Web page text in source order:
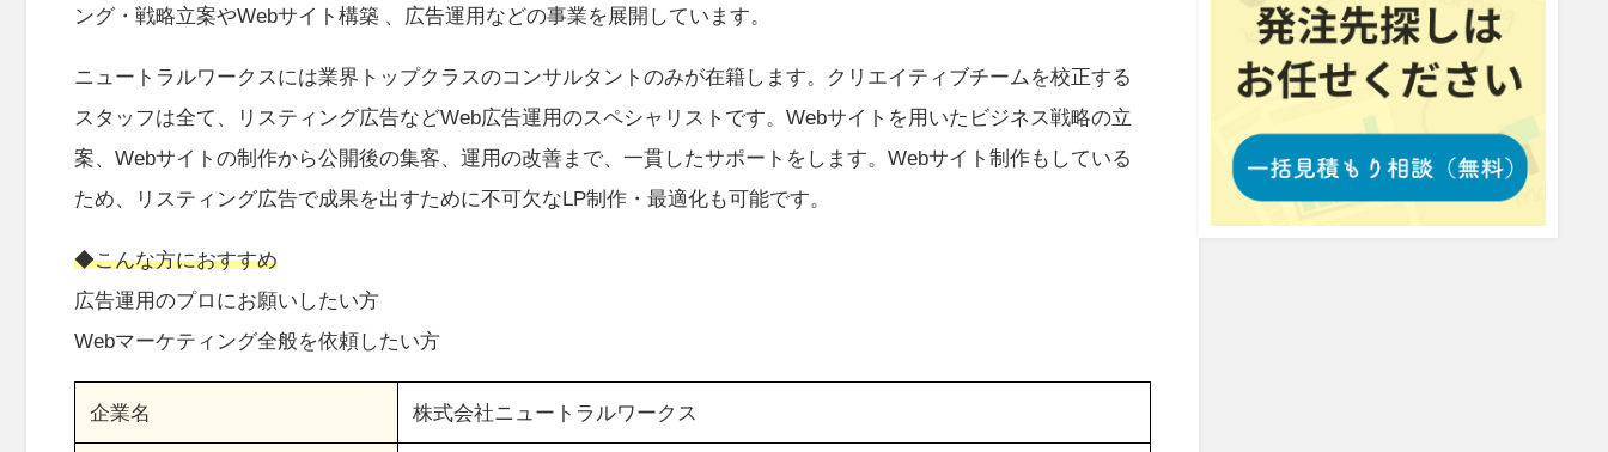
ング・戦略立案やWebサイト構築 、広告運用などの事業を展開しています。
ニュートラルワークスには業界トップクラスのコンサルタントのみが在籍します。クリエイティブチームを校正する
スタッフは全て、リスティング広告などWeb広告運用のスペシャリストです。Webサイトを用いたビジネス戦略の立
案、Webサイトの制作から公開後の集客、運用の改善まで、一貫したサポートをします。Webサイト制作もしている
ため、リスティング広告で成果を出すために不可欠なLP制作・最適化も可能です。
◆こんな方におすすめ
広告運用のプロにお願いしたい方
Webマーケティング全般を依頼したい方
企業名 株式会社ニュートラルワークス